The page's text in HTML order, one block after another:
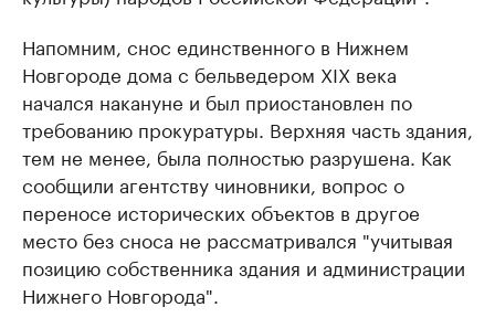
Напомним, снос единственного в Нижнем
Новгороде дома с бельведером XIX века
начался накануне и был приостановлен по
требованию прокуратуры. Верхняя часть здания,
тем не менее, была полностью разрушена. Как
сообщили агентству чиновники, вопрос о
переносе исторических объектов в другое
место без сноса не рассматривался "учитывая
позицию собственника здания и администрации
Нижнего Новгорода".